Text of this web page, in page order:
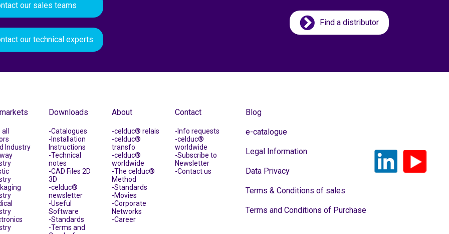
our sales teams
our technical experts
Find a distributor
Industry
Downloads
Catalogues
Installation
Instructions
Technical
notes
CAD Files 2D
3D
celduc®
newsletter
Useful
Software
Standards
Terms and
About
celduc® relais
celduc®
transfo
celduc®
worldwide
The celduc®
Method
Standards
Movies
Corporate
Networks
Career
Contact
Info requests
celduc®
worldwide
Subscribe to
Newsletter
Contact us
Blog
e-catalogue
Legal Information
Data Privacy
Terms & Conditions of sales
Terms and Conditions of Purchase